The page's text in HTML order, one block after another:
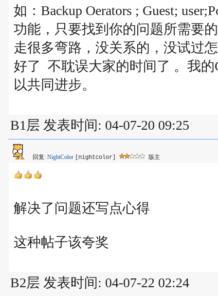
如：Backup Oerators ; Guest;
功能，只要找到你的问题所需要
走很多弯路，没关系的，没试过
好了 不耽误大家的时间了 。我的
以共同进步。
B1层 发表时间: 04-07-20 09:25
回复: NightColor [nightcolor] 版主
解决了问题还写点心得
这种帖子该夸奖
B2层 发表时间: 04-07-22 02:24